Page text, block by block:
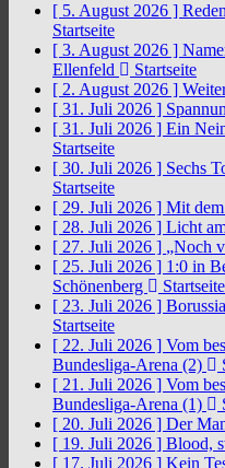
[ 5. August 2026 ]
Startseite
[ 3. August 2026 ]
Ellenfeld
Startseite
[ 2. August 2026 ]
[ 31. Juli 2026 ]
[ 31. Juli 2026 ] Ein
Startseite
[ 30. Juli 2026 ] Sechs
Startseite
[ 29. Juli 2026 ] Mit
[ 28. Juli 2026 ] Licht
[ 27. Juli 2026 ] „Noch
[ 25. Juli 2026 ] 1:0 in
Schönenberg
Startseite
[ 23. Juli 2026 ]
Startseite
[ 22. Juli 2026 ] Vom
Bundesliga-Arena (2)
[ 21. Juli 2026 ] Vom
Bundesliga-Arena (1)
[ 20. Juli 2026 ] Der
[ 19. Juli 2026 ] Blood,
[ 17. Juli 2026 ] Kein